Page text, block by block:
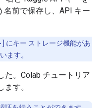
名前で保存し、API キー
] にキー ストレージ機能があ
ます。
た。Colab チュートリア
す。